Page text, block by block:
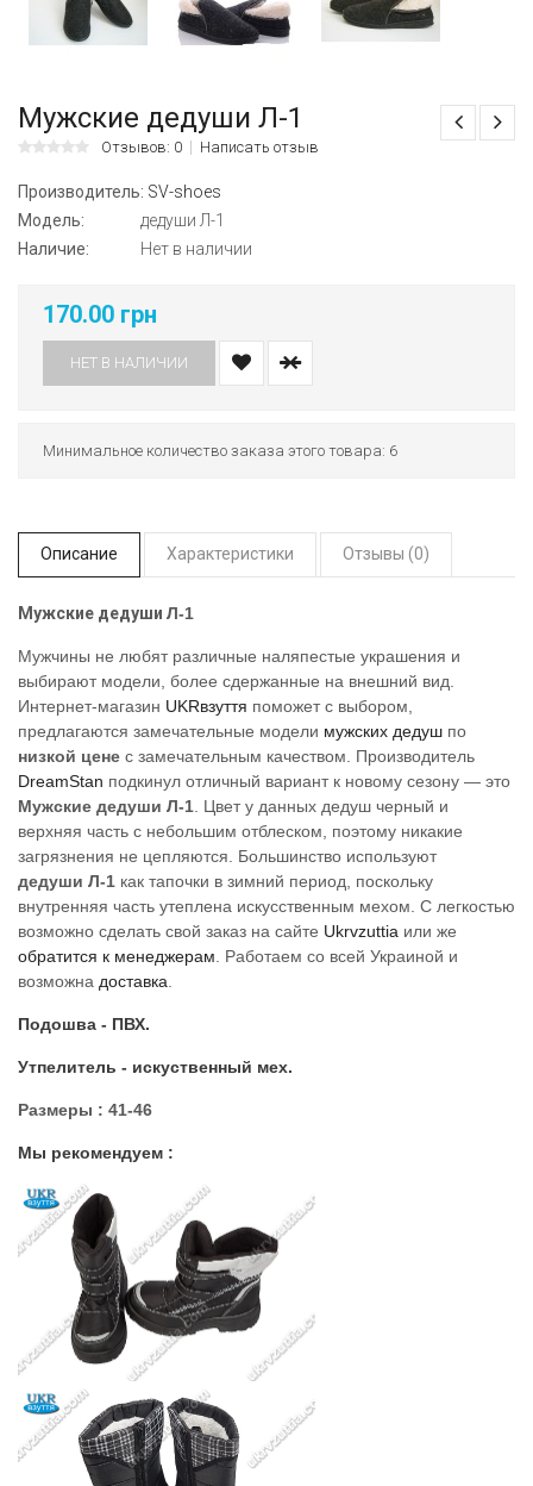
Мужские дедуши Л-1
Отзывов: 0 Написать отзыв
Производитель: SV-shoes
Модель:
дедуши Л-1
Наличие:
Нет в наличии
170.00 грн
НЕТ В НАЛИЧИИ
Минимальное количество заказа этого товара: 6
Описание Характеристики Отзывы (0)
Мужские дедуши Л-1
Мужчины не любят различные наляпестые украшения и
выбирают модели, более сдержанные на внешний вид.
Интернет-магазин UKRвзуття поможет с выбором,
предлагаются замечательные модели мужских дедуш по
низкой цене с замечательным качеством. Производитель
DreamStan подкинул отличный вариант к новому сезону — это
Мужские дедуши Л-1 . Цвет у данных дедуш черный и
верхняя часть с небольшим отблеском, поэтому никакие
загрязнения не цепляются. Большинство используют
дедуши Л-1 как тапочки в зимний период, поскольку
внутренняя часть утеплена искусственным мехом. С легкостью
возможно сделать свой заказ на сайте Ukrvzuttia или же
обратится к менеджерам . Работаем со всей Украиной и
возможна доставка
Подошва - ПВХ.
Утпелитель - искуственный мех.
Размеры : 41-46
Мы рекомендуем :